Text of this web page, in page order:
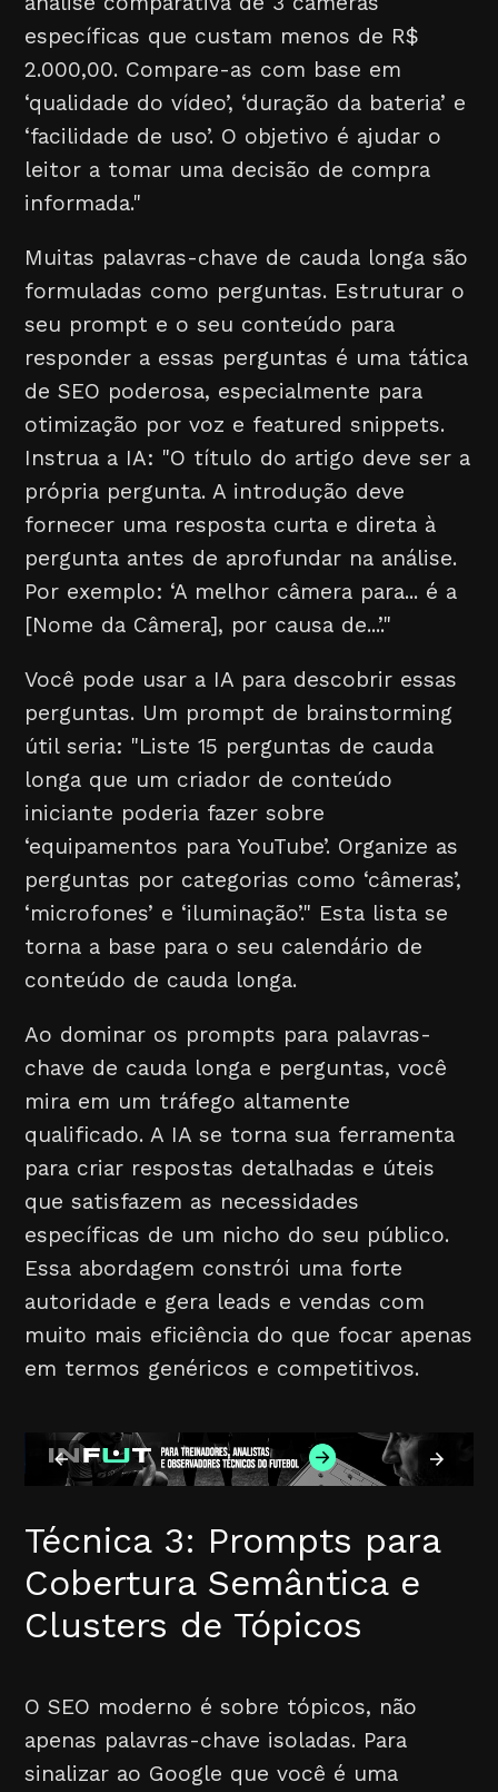
específicas que custam menos de R$
2.000,00. Compare-as com base em
‘qualidade do vídeo’, ‘duração da bateria’ e
‘facilidade de uso’. O objetivo é ajudar o
leitor a tomar uma decisão de compra
informada."
Muitas palavras-chave de cauda longa são
formuladas como perguntas. Estruturar o
seu prompt e o seu conteúdo para
responder a essas perguntas é uma tática
de SEO poderosa, especialmente para
otimização por voz e featured snippets.
Instrua a IA: "O título do artigo deve ser a
própria pergunta. A introdução deve
fornecer uma resposta curta e direta à
pergunta antes de aprofundar na análise.
Por exemplo: ‘A melhor câmera para... é a
[Nome da Câmera], por causa de...’."
Você pode usar a IA para descobrir essas
perguntas. Um prompt de brainstorming
útil seria: "Liste 15 perguntas de cauda
longa que um criador de conteúdo
iniciante poderia fazer sobre
‘equipamentos para YouTube’. Organize as
perguntas por categorias como ‘câmeras’,
‘microfones’ e ‘iluminação’." Esta lista se
torna a base para o seu calendário de
conteúdo de cauda longa.
Ao dominar os prompts para palavras-
chave de cauda longa e perguntas, você
mira em um tráfego altamente
qualificado. A IA se torna sua ferramenta
para criar respostas detalhadas e úteis
que satisfazem as necessidades
específicas de um nicho do seu público.
Essa abordagem constrói uma forte
autoridade e gera leads e vendas com
muito mais eficiência do que focar apenas
em termos genéricos e competitivos.
Técnica 3: Prompts para
Cobertura Semântica e
Clusters de Tópicos
O SEO moderno é sobre tópicos, não
apenas palavras-chave isoladas. Para
sinalizar ao Google que você é uma